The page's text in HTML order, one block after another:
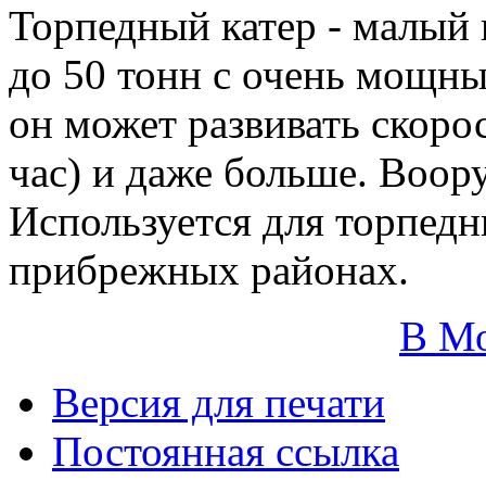
Торпедный катер - малый
до 50 тонн с очень
он может развивать
час) и даже больше.
Используется для
прибрежных районах.
В
Версия для печати
Постоянная ссылка